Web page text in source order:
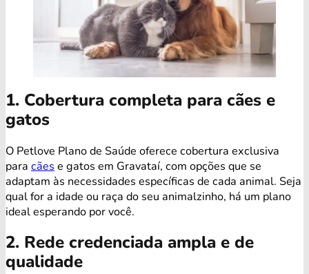
1. Cobertura completa para cães e
gatos
O Petlove Plano de Saúde oferece cobertura exclusiva
para cães e gatos em Gravataí, com opções que se
adaptam às necessidades específicas de cada animal. Seja
qual for a idade ou raça do seu animalzinho, há um plano
ideal esperando por você.
2. Rede credenciada ampla e de
qualidade